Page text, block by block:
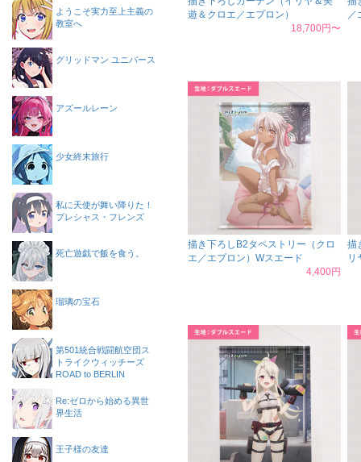
遊＆クロエ／エプロン）
18,700円〜
／
描き下ろしB2タペストリー（クロ
エ／エプロン）Wスエード
4,400円
描
リ
ようこそ実力至上主義の
教室へ
グリッドマン ユニバース
アズールレーン
少女終末旅行
私に天使が舞い降りた！
プレシャス・フレンズ
死亡遊戯で飯を食う。
瑠璃の宝石
第501統合戦闘航空団ス
トライクウィッチーズ
ROAD to BERLIN
Re:ゼロから始める異世
界生活
王子様の友達